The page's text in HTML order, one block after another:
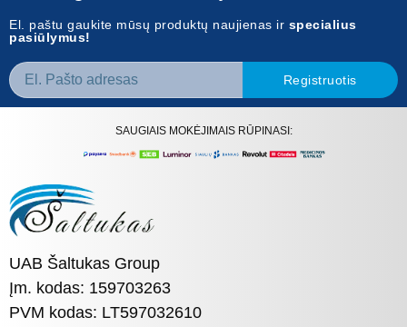
El. paštu gaukite mūsų produktų naujienas ir specialius
pasiūlymus!
Registruotis
SAUGIAIS MOKĖJIMAIS RŪPINASI:
UAB Šaltukas Group
Įm. kodas: 159703263
PVM kodas: LT597032610